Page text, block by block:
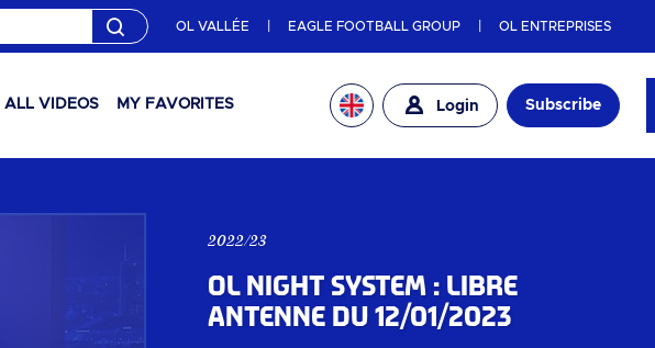
OL VALLÉE EAGLE FOOTBALL GROUP OL ENTREPRISES
ALL VIDEOS MY FAVORITES Login Subscribe
OL Night System : libre
antenne du 12/01/2023
2022/23